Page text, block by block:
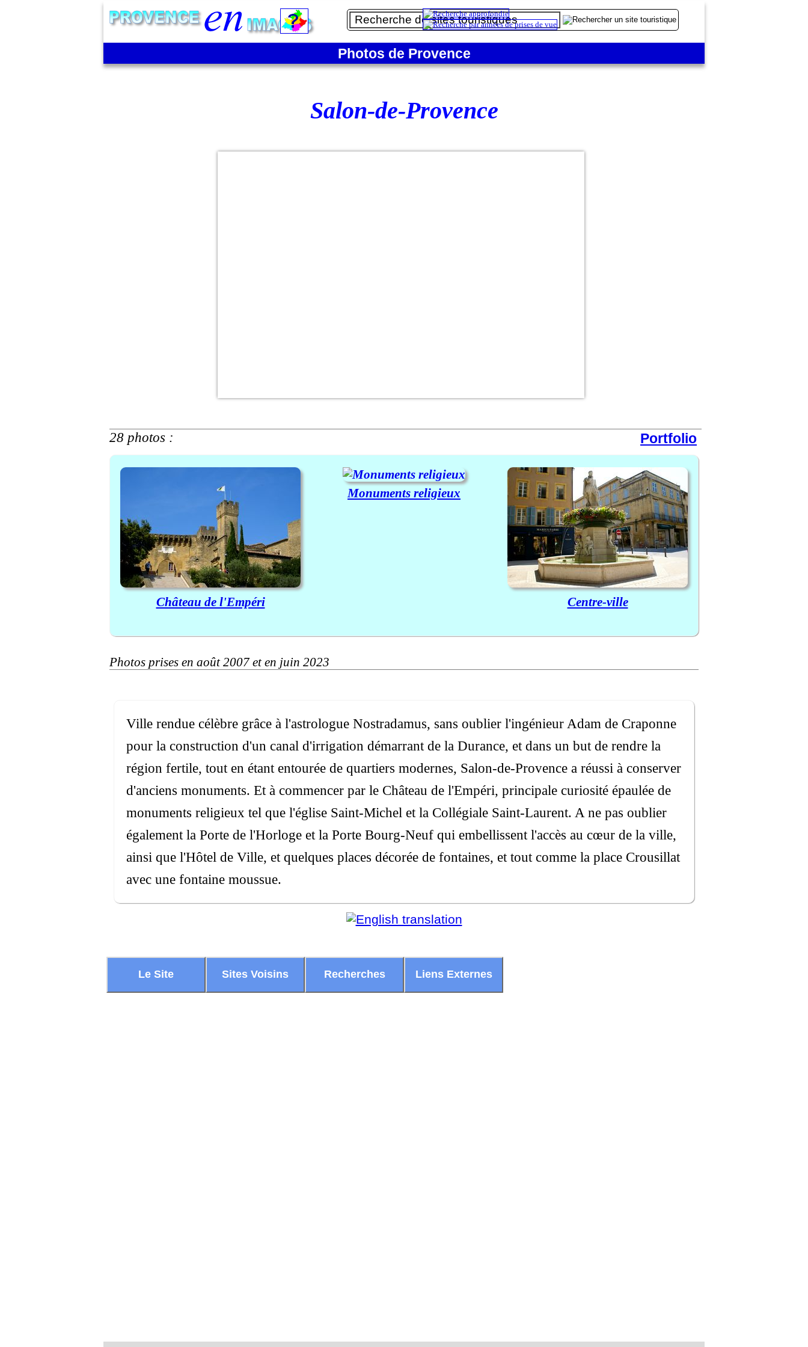
Photos de Provence
Salon-de-Provence
de
28 photos : Portfolio
Château de l'Empéri
Monuments religieux
Centre-ville
Photos prises en août 2007 et en juin 2023
Ville rendue célèbre grâce à l'astrologue Nostradamus, sans oublier l'ingénieur Adam de Craponne
pour la construction d'un canal d'irrigation démarrant de la Durance, et dans un but de rendre la
région fertile, tout en étant entourée de quartiers modernes, Salon-de-Provence a réussi à conserver
d'anciens monuments. Et à commencer par le Château de l'Empéri, principale curiosité épaulée de
monuments religieux tel que l'église Saint-Michel et la Collégiale Saint-Laurent. A ne pas oublier
également la Porte de l'Horloge et la Porte Bourg-Neuf qui embellissent l'accès au cœur de la ville,
ainsi que l'Hôtel de Ville, et quelques places décorée de fontaines, et tout comme la place Crousillat
avec une fontaine moussue.
Le Site Sites Voisins Recherches Liens Externes